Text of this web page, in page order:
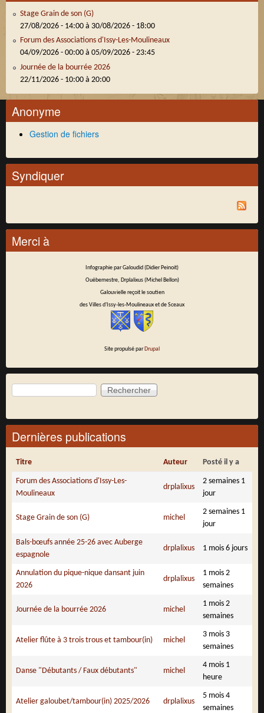
Stage Grain de son (G)
27/08/2026 - 14:00 à 30/08/2026 - 18:00
Forum des Associations d'Issy-Les-Moulineaux
04/09/2026 - 00:00 à 05/09/2026 - 23:45
Journée de la bourrée 2026
22/11/2026 - 10:00 à 20:00
Anonyme
Gestion de fichiers
Syndiquer
Merci à
Infographie par Galoudid (Didier Peinoit)
Ouèbemestre, Drplalixus (Michel Bellon)
Galouvielle reçoit le soutien
des Villes d'Issy-les-Moulineaux et de Sceaux
Site propulsé parDrupal
Formulaire de recherche
Rechercher
Dernières publications
Titre Auteur Posté il y a
Forum des Associations d'Issy-Les-
Moulineaux
drplalixus
2 semaines 1
jour
Stage Grain de son (G) michel
2 semaines 1
jour
Bals-bœufs année 25-26 avec Auberge
espagnole
drplalixus 1 mois 6 jours
Annulation du pique-nique dansant juin
2026
drplalixus
1 mois 2
semaines
Journée de la bourrée 2026 michel
1 mois 2
semaines
Atelier flûte à 3 trois trous et tambour(in) michel
3 mois 3
semaines
Danse "Débutants / Faux débutants" michel
4 mois 1
heure
Atelier galoubet/tambour(in) 2025/2026 drplalixus
5 mois 4
semaines